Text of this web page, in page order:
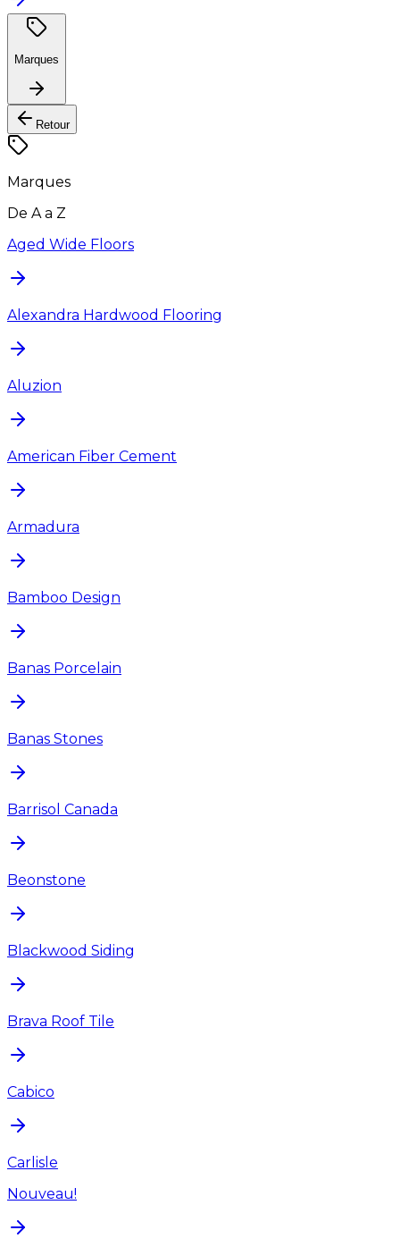
Marques
Retour
Marques
De A a Z
Aged Wide Floors
Alexandra Hardwood Flooring
Aluzion
American Fiber Cement
Armadura
Bamboo Design
Banas Porcelain
Banas Stones
Barrisol Canada
Beonstone
Blackwood Siding
Brava Roof Tile
Cabico
Carlisle
Nouveau!